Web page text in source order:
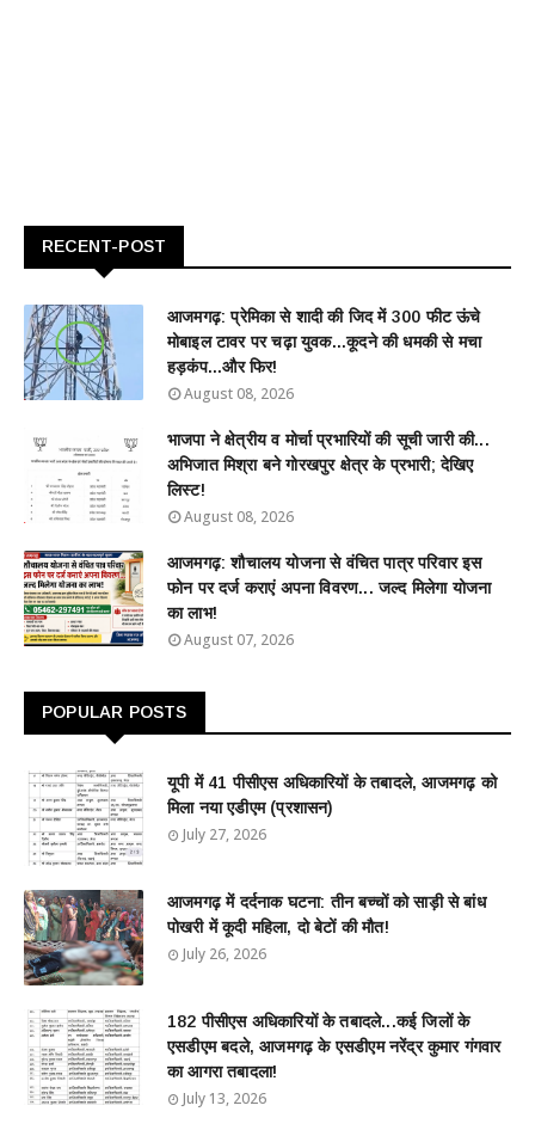
RECENT-POST
आजमगढ़: प्रेमिका से शादी की जिद में 300 फीट ऊंचे
मोबाइल टावर पर चढ़ा युवक...कूदने की धमकी से मचा
हड़कंप...और फिर!
August 08, 2026
भाजपा ने क्षेत्रीय व मोर्चा प्रभारियों की सूची जारी की...
अभिजात मिश्रा बने गोरखपुर क्षेत्र के प्रभारी; देखिए
लिस्ट!
August 08, 2026
आजमगढ़: शौचालय योजना से वंचित पात्र परिवार इस
फोन पर दर्ज कराएं अपना विवरण... जल्द मिलेगा योजना
का लाभ!
August 07, 2026
POPULAR POSTS
यूपी में 41 पीसीएस अधिकारियों के तबादले, आजमगढ़ को
मिला नया एडीएम (प्रशासन)
July 27, 2026
आजमगढ़ में दर्दनाक घटना: तीन बच्चों को साड़ी से बांध
पोखरी में कूदी महिला, दो बेटों की मौत!
July 26, 2026
182 पीसीएस अधिकारियों के तबादले...कई जिलों के
एसडीएम बदले, आजमगढ़ के एसडीएम नरेंद्र कुमार गंगवार
का आगरा तबादला!
July 13, 2026